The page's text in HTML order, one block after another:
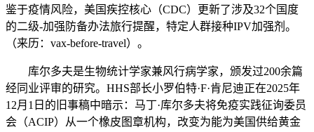
鉴于疫情风险，美国疾控核心（CDC）更新了涉及32个国度
的二级-加强防备办法旅行提醒，特定人群接种IPV加强剂。
（来历：vax-before-travel）。
库尔多夫是生物统计学家兼风行病学家，颁发过200余篇
经同业评审的研究。HHS部长小罗伯特·F·肯尼迪正在2025年
12月1日的旧事稿中暗示：马丁·库尔多夫将免疫实践征询委员
会（ACIP）从一个橡皮图章机构，改变为能为美国供给黄金